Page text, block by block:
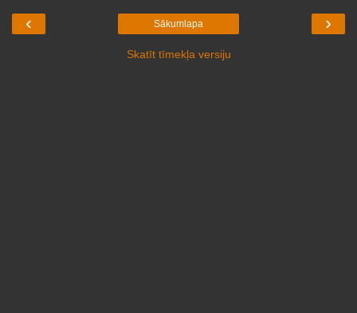
‹ ›
Sākumlapa
Skatīt tīmekļa versiju